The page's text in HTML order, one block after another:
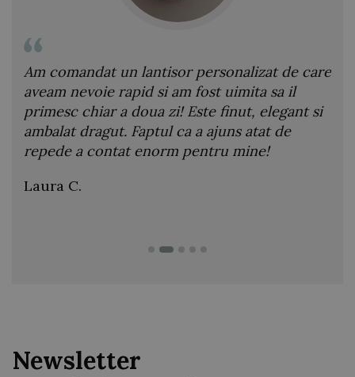
Madalina Zonar
Am ales colierul cu snur si soare ca mic
cadou pentru sora mea si reactia ei m-a
bucurat. A fost incantata de designul
pandantivului si de mesajul subtil pe care il
transmite 🌞
Newsletter